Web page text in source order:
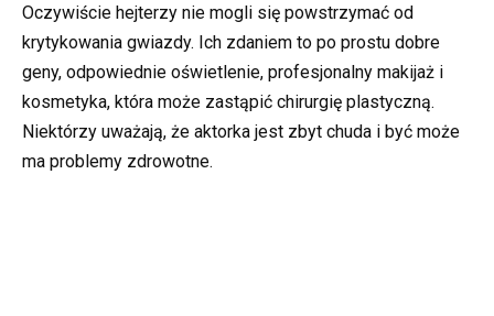
Oczywiście hejterzy nie mogli się powstrzymać od
krytykowania gwiazdy. Ich zdaniem to po prostu dobre
geny, odpowiednie oświetlenie, profesjonalny makijaż i
kosmetyka, która może zastąpić chirurgię plastyczną.
Niektórzy uważają, że aktorka jest zbyt chuda i być może
ma problemy zdrowotne.